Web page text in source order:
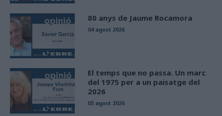
80 anys de Jaume Rocamora
04 agost 2026
El temps que no passa. Un marc
del 1975 per a un paisatge del
2026
03 agost 2026